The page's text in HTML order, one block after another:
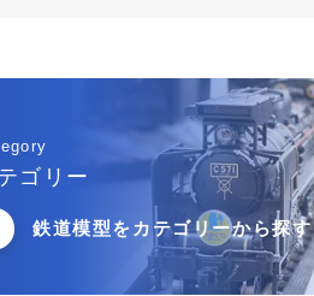
ゴリー
鉄道模型をカテゴリーから探す